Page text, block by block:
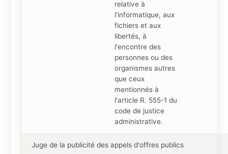
relative à
l'informatique, aux
fichiers et aux
libertés, à
l'encontre des
personnes ou des
organismes autres
que ceux
mentionnés à
l'article R. 555-1 du
code de justice
administrative.
Juge de la publicité des appels d'offres publics